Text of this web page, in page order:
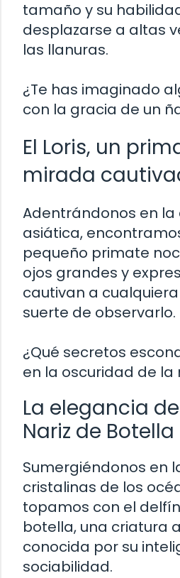
tamaño y su
desplazarse a altas
las llanuras.
¿Te has imaginado
con la gracia de un
El Loris, un
mirada
Adentrándonos en la
asiática,
pequeño primate
ojos grandes y
cautivan a
suerte de observarlo.
¿Qué secretos
en la oscuridad de la
La elegancia
Nariz de Botella
Sumergiéndonos en
cristalinas de los
topamos con el
botella, una criatura
conocida por su
sociabilidad.